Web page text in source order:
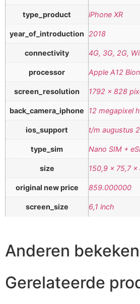
type_product iPhone XR
year_of_introduction 2018
connectivity 4G, 3G, 2G,
processor Apple A12
screen_resolution 1792 x 828
back_camera_iphone 12 megapixel
ios_support t/m augustus
type_sim Nano SIM +
size 150,9 x 75,7
original new price 859.000000
screen_size 6,1 inch
Anderen
Gerelateerde